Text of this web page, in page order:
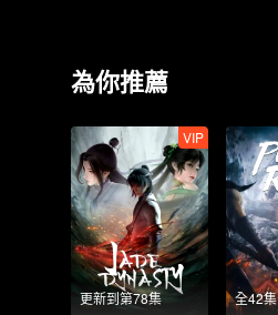
為你推薦
更新到第78集
VIP
全42集